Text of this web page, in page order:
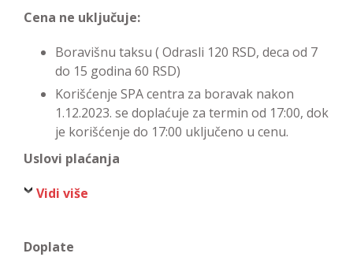
Cena ne uključuje:
Boravišnu taksu ( Odrasli 120 RSD, deca od 7
do 15 godina 60 RSD)
Korišćenje SPA centra za boravak nakon
1.12.2023. se doplaćuje za termin od 17:00, dok
je korišćenje do 17:00 uključeno u cenu.
Uslovi plaćanja
Vidi više
Doplate